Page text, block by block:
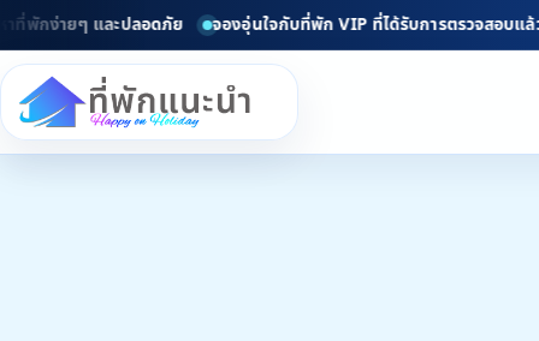
และปลอดภัย จองอุ่นใจกับที่พัก VIP ที่ได้รับการตรวจสอบแล้ว ยินดีต้